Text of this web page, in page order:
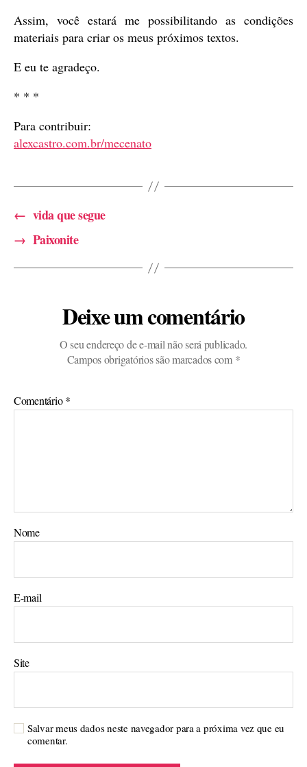
Assim, você estará me possibilitando as condições
materiais para criar os meus próximos textos.
E eu te agradeço.
* * *
Para contribuir:
alexcastro.com.br/mecenato
← vida que segue
→ Paixonite
Deixe um comentário
O seu endereço de e-mail não será publicado.
Campos obrigatórios são marcados com *
Comentário*
Nome
E-mail
Site
Salvar meus dados neste navegador para a próxima vez que eu
comentar.